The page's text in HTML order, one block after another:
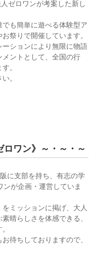
ゼロワンが考案した新し
も簡単に遊べる体験型ア
祭りで開催しています。
ションにより無限に物語
ントとして、全国の行
。
。
ロワン》～・～・～
に支部を持ち、有志の学
が企画・運営していま
ミッションに掲げ、大人
晴らしさを体感できる、
待ちしておりますので、